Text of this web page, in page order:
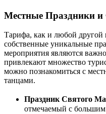
Местные Праздники и
Тарифа, как и любой другой
собственные уникальные
мероприятия являются
привлекают множество
можно познакомиться с
танцами.
Праздник Святого
отмечаемый с большим